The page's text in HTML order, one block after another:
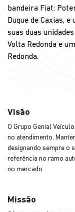
bandeira Fiat:
Duque de Caxias,
suas duas
Volta Redonda e
Redonda.
Visão
O Grupo Genial
no atendimento.
designando sempre o
referência no ramo
no mercado.
Missão